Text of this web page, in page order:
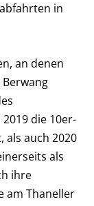
in
an denen
die 10er-
als auch 2020
als
ihre
am Thaneller